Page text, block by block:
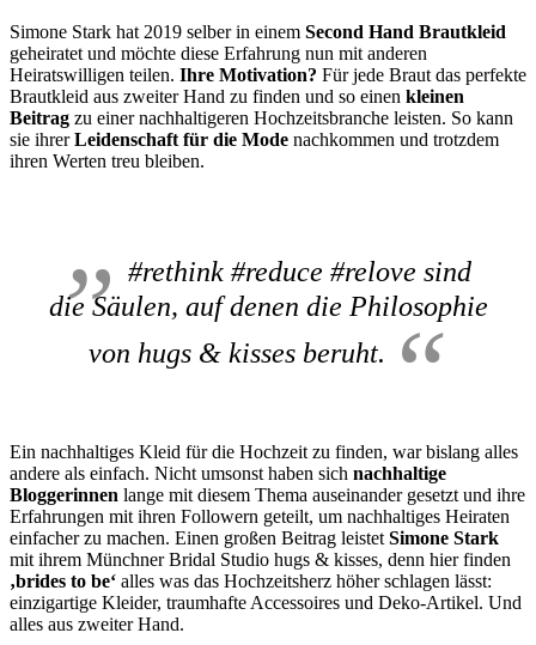
Simone Stark hat 2019 selber in einem Second Hand Brautkleid
geheiratet und möchte diese Erfahrung nun mit anderen
Heiratswilligen teilen. Ihre Motivation? Für jede Braut das perfekte
Brautkleid aus zweiter Hand zu finden und so einen kleinen
Beitrag zu einer nachhaltigeren Hochzeitsbranche leisten. So kann
sie ihrerLeidenschaft für die Mode nachkommen und trotzdem
ihren Werten treu bleiben.
#rethink #reduce #relove sind
die Säulen, auf denen die Philosophie
von hugs & kisses beruht.
Ein nachhaltiges Kleid für die Hochzeit zu finden, war bislang alles
andere als einfach. Nicht umsonst haben sich nachhaltige
Bloggerinnen lange mit diesem Thema auseinander gesetzt und ihre
Erfahrungen mit ihren Followern geteilt, um nachhaltiges Heiraten
einfacher zu machen. Einen großen Beitrag leistet Simone Stark
mit ihrem Münchner Bridal Studio hugs & kisses, denn hier finden
‚brides to be‘ alles was das Hochzeitsherz höher schlagen lässt:
einzigartige Kleider, traumhafte Accessoires und Deko-Artikel. Und
alles aus zweiter Hand.